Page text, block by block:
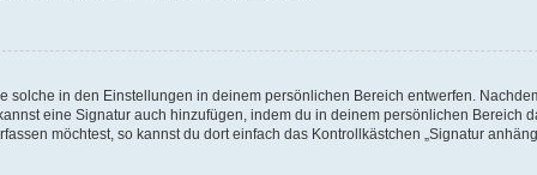
solche in den Einstellungen in deinem persönlichen Bereich entwerfen.
eine Signatur auch hinzufügen, indem du in deinem persönlichen Bereich
möchtest, so kannst du dort einfach das Kontrollkästchen „Signatur